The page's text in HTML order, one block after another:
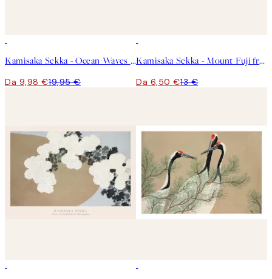
Kamisaka Sekka - Ocean Waves From Momoyogusa Poster
Da 9,98 €19,95 €
Kamisaka Sekka - Mount Fuji from Momoyogusa Poster
Da 6,50 €13 €